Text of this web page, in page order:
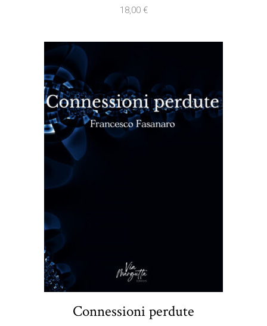
18,00 €
Connessioni perdute